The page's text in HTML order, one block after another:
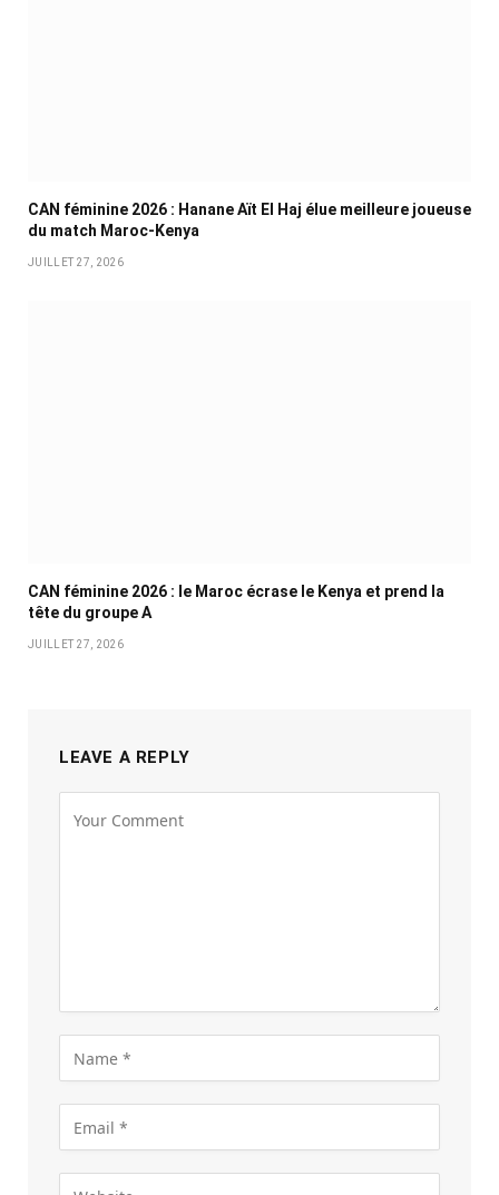
CAN féminine 2026 : Hanane Aït El Haj élue meilleure joueuse
du match Maroc-Kenya
JUILLET 27, 2026
CAN féminine 2026 : le Maroc écrase le Kenya et prend la
tête du groupe A
JUILLET 27, 2026
LEAVE A REPLY